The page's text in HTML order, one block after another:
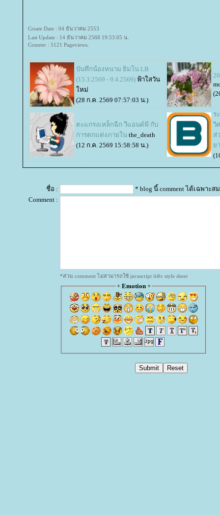
Create Date : 04 ธันวาคม 2553
Last Update : 14 ธันวาคม 2568 19:53:05 น.
Counter : 5121 Pageviews.
บันทึกน้องหนาม ยิมโน LB
(15.3.2569 - 9.4.2569) ฟ้าใสวัน
หม่
(28 ก.ค. 2569 07:57:03 น.)
ตะแกรงเหล็กฉีก วีแอนด์พี กับ
การตกแต่งภายใน the_death
(12 ก.ค. 2569 15:58:58 น.)
ร
วิ
ส่
า
ชื่อ :
* blog นี้ comment ได้เฉพาะส
Comment :
*ส่วน comment ไม่สามารถใช้ javascript และ style sheet
+ Emotion+